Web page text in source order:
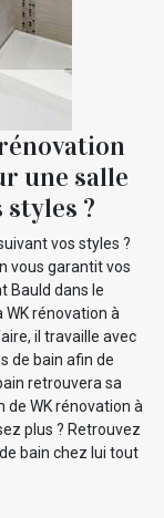
une salle
?
vos styles ?
vous garantit vos
Bauld dans le
rénovation à
il travaille avec
de bain afin de
retrouvera sa
de WK rénovation à
plus ? Retrouvez
bain chez lui tout